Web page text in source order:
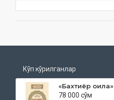
Кўп кўрилганлар
«Бахтиёр оила»
78 000 сўм